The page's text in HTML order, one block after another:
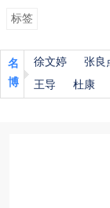
标签
名
博
徐文婷 张良
王导
杜康